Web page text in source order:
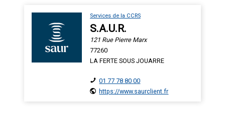
Services de la CCRS
S.A.U.R.
121 Rue Pierre Marx
77260
LA FERTE SOUS JOUARRE
01 77 78 80 00
https://www.saurclient.fr